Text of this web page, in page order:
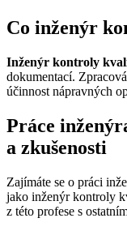
Co inženýr
Inženýr kontroly
dokumentací.
účinnost nápravných
Práce
a zkušenosti
Zajímáte se o práci
jako inženýr kontroly
z této profese s